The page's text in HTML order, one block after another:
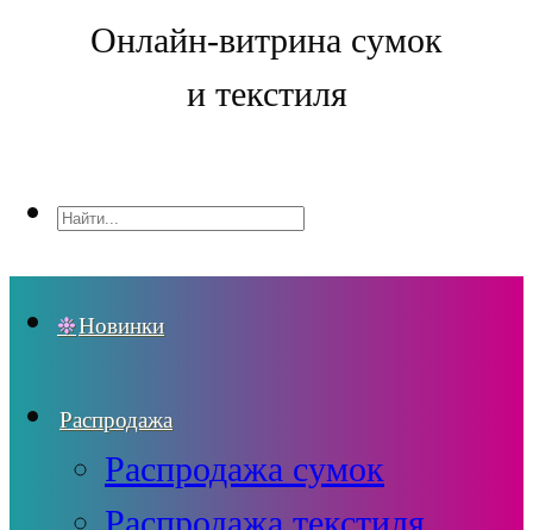
Онлайн-витрина сумок
и текстиля
Новинки
Распродажа
Распродажа сумок